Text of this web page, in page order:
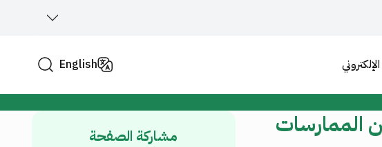
English
الممارسات
مشاركة الصفحة